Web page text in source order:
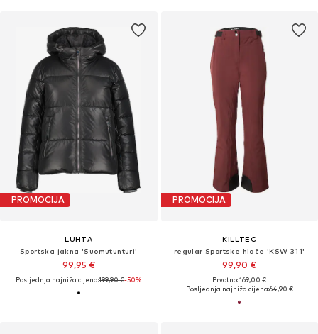
PROMOCIJA
LUHTA
Sportska jakna 'Suomutunturi'
99,95 €
Posljednja najniža cijena:199,90 €-50%
PROMOCIJA
KILLTEC
regular Sportske hlače 'KSW 311'
99,90 €
Prvotno: 169,00 €
Posljednja najniža cijena:64,90 €